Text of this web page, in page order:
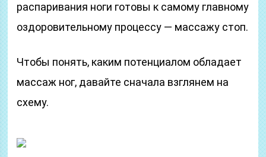
распаривания ноги готовы к самому главному
оздоровительному процессу — массажу стоп.
Чтобы понять, каким потенциалом обладает
массаж ног, давайте сначала взглянем на
схему.